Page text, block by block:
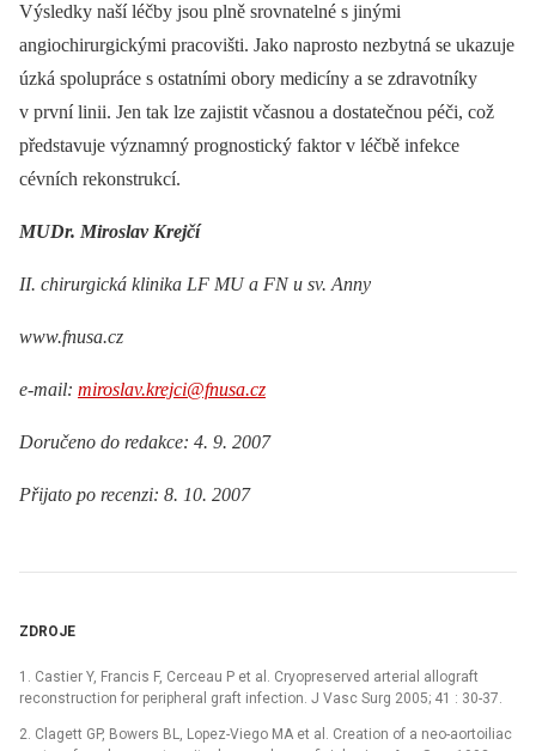
Výsledky naší léčby jsou plně srovnatelné s jinými
angiochirurgickými pracovišti. Jako naprosto nezbytná se ukazuje
úzká spolupráce s ostatními obory medicíny a se zdravotníky
v první linii. Jen tak lze zajistit včasnou a dostatečnou péči, což
představuje významný prognostický faktor v léčbě infekce
cévních rekonstrukcí.
MUDr. Miroslav Krejčí
II. chirurgická klinika LF MU a FN u sv. Anny
www.fnusa.cz
e-mail: miroslav.krejci@fnusa.cz
Doručeno do redakce: 4. 9. 2007
Přijato po recenzi: 8. 10. 2007
ZDROJE
1. Castier Y, Francis F, Cerceau P et al. Cryopreserved arterial allograft
reconstruction for peripheral graft infection. J Vasc Surg 2005; 41 : 30-37.
2. Clagett GP, Bowers BL, Lopez-Viego MA et al. Creation of a neo-aortoiliac